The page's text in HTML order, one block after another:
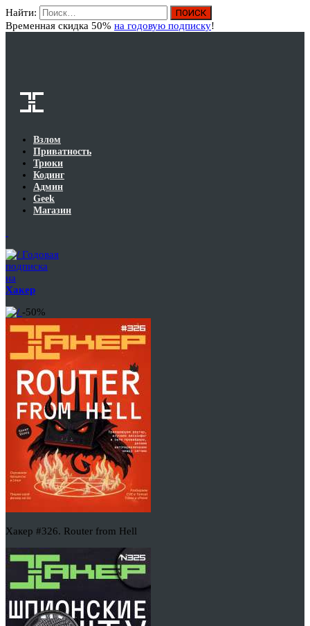
Найти:
Временная скидка 50% на годовую подписку!
Взлом
Приватность
Трюки
Кодинг
Админ
Geek
Магазин
Годовая
подписка
на
Хакер
-50%
Хакер #326. Router from Hell